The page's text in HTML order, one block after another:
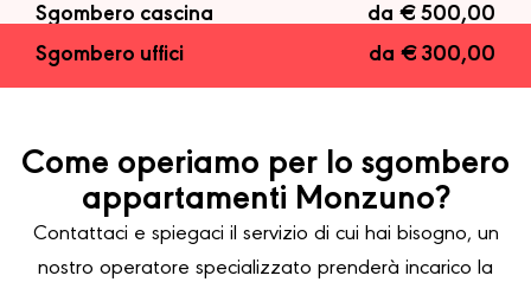
Sgombero cascina
da € 500,00
Sgombero uffici
da € 300,00
Come operiamo per lo sgombero
appartamenti Monzuno?
Contattaci e spiegaci il servizio di cui hai bisogno, un
nostro operatore specializzato prenderà incarico la